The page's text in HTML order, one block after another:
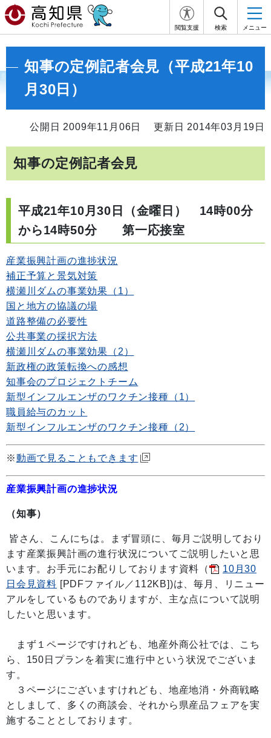
閲覧支援 検索 メニュー
知事の定例記者会見（平成21年10
月30日）
公開日 2009年11月06日 更新日 2014年03月19日
知事の定例記者会見
平成21年10月30日（金曜日） 14時00分
から14時50分 第一応接室
産業振興計画の進捗状況
補正予算と景気対策
横瀬川ダムの事業効果（1）
国と地方の協議の場
道路整備の必要性
公共事業の採択方法
横瀬川ダムの事業効果（2）
新政権の政策転換への感想
知事会のプロジェクトチーム
新型インフルエンザのワクチン接種（1）
職員給与のカット
新型インフルエンザのワクチン接種（2）
※動画で見ることもできます
産業振興計画の進捗状況
（知事）
皆さん、こんにちは。まず冒頭に、毎月ご説明しており
ます産業振興計画の進行状況についてご説明したいと思
います。お手元にお配りしております資料（
10月30
日会見資料 [PDFファイル／112KB])は、毎月、リニュー
アルをしているものでありますが、主な点について説明
したいと思います。
まず１ページですけれども、地産外商公社では、こち
ら、150日プランを着実に進行中という状況でございま
す。
３ページにございますけれども、地産地消・外商戦略
としまして、多くの商談会、それから県産品フェアを実
施することとしております。